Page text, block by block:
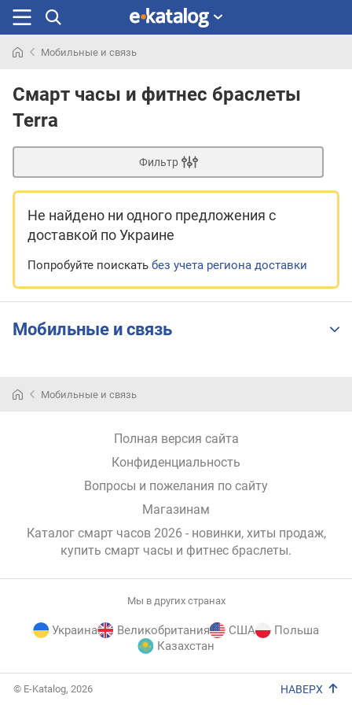
раньше
Мобильные и связь
Смарт часы и фитнес браслеты
Terra
Фильтр
Не найдено ни одного предложения с
доставкой по Украине
Попробуйте поискать без учета региона доставки
Мобильные и связь
Мобильные и связь
Полная версия сайта
Конфиденциальность
Вопросы и пожелания по сайту
Магазинам
Каталог смарт часов 2026 - новинки, хиты продаж,
купить смарт часы и фитнес браслеты.
Мы в других странах
Украина Великобритания США
Польша
Казахстан
© E-Katalog, 2026 НАВЕРХ